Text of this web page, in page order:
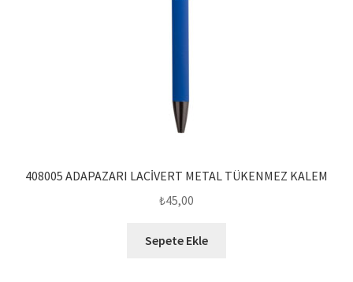
408005 ADAPAZARI LACİVERT METAL TÜKENMEZ KALEM
₺45,00
Sepete Ekle